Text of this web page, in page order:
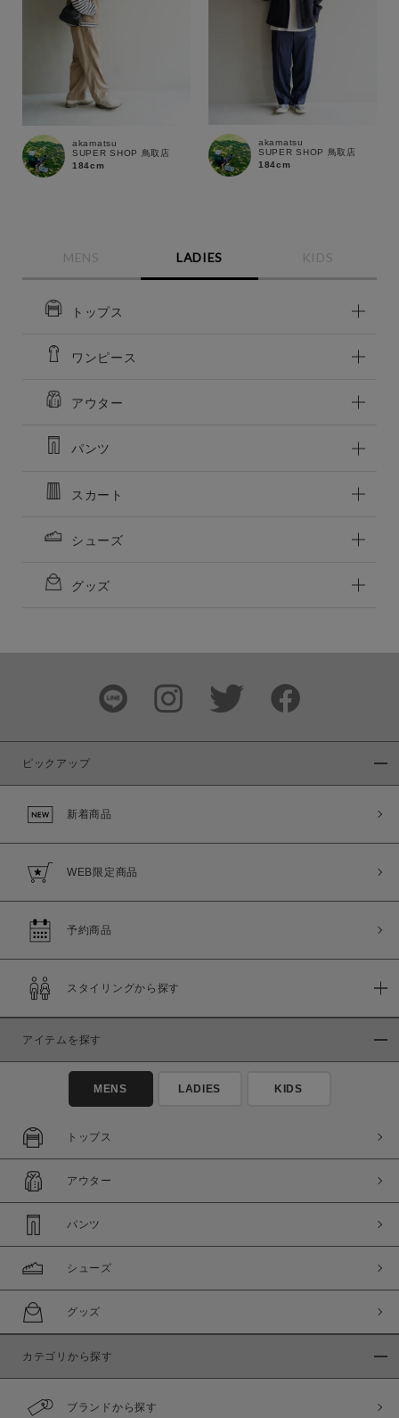
akamatsu
SUPER SHOP 鳥取店
184cm
akamatsu
SUPER SHOP 鳥取店
184cm
MENS LADIES KIDS
トップス
ワンピース
アウター
パンツ
スカート
シューズ
グッズ
ピックアップ
新着商品
WEB限定商品
予約商品
スタイリングから探す
アイテムを探す
MENS LADIES KIDS
トップス
アウター
パンツ
シューズ
グッズ
カテゴリから探す
ブランドから探す